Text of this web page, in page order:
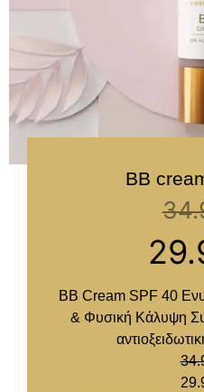
BB
BB Cream SPF 40
& Φυσική Κάλυψη